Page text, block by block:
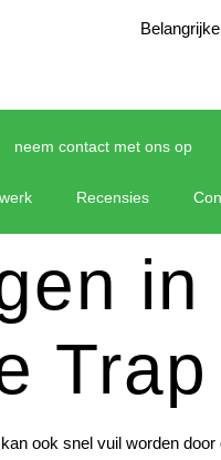
neem contact met ons op
Recensies
Trap
ook snel vuil worden